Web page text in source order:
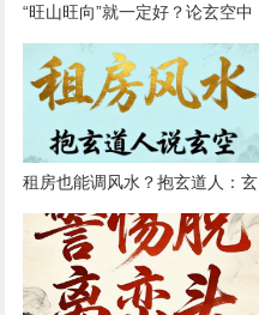
“旺山旺向”就一定好？论玄空中
的“形理互参”原则
租房也能调风水？抱玄道人：玄
空简易布局法（无需动土）